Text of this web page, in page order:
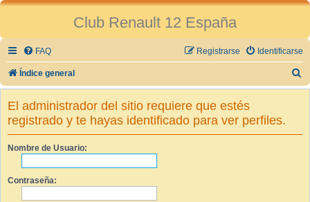
Club Renault 12 España
FAQ Identificarse
Registrarse
Índice general
u
El administrador del sitio requiere que estés
registrado y te hayas identificado para ver perfiles.
Nombre de Usuario:
Contraseña: